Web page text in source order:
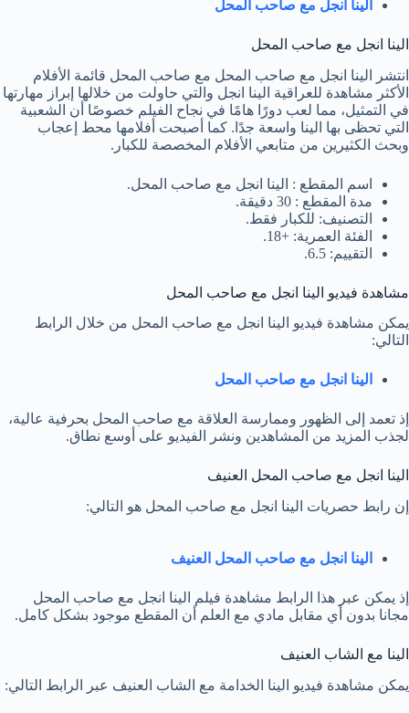
الينا انجل مع صاحب المحل
الينا انجل مع صاحب المحل
انتشر الينا انجل مع صاحب المحل مع صاحب المحل قائمة الأفلام
الأكثر مشاهدة للعراقية الينا انجل والتي حاولت من خلالها إبراز مهارتها
في التمثيل، مما لعب دورًا هامًا في نجاح الفيلم خصوصًا أن الشعبية
التي تحظى بها الينا واسعة جدًا. كما أصبحت أفلامها محط إعجاب
وبحث الكثيرين من متابعي الأفلام المخصصة للكبار.
اسم المقطع : الينا انجل مع صاحب المحل.
مدة المقطع : 30 دقيقة.
التصنيف: للكبار فقط.
الفئة العمرية: +18.
التقييم: 6.5.
مشاهدة فيديو الينا انجل مع صاحب المحل
يمكن مشاهدة فيديو الينا انجل مع صاحب المحل من خلال الرابط
التالي:
الينا انجل مع صاحب المحل
إذ تعمد إلى الظهور وممارسة العلاقة مع صاحب المحل بحرفية عالية،
لجذب المزيد من المشاهدين ونشر الفيديو على أوسع نطاق.
الينا انجل مع صاحب المحل العنيف
إن رابط حصريات الينا انجل مع صاحب المحل هو التالي:
الينا انجل مع صاحب المحل العنيف
إذ يمكن عبر هذا الرابط مشاهدة فيلم الينا انجل مع صاحب المحل
مجانا بدون أي مقابل مادي مع العلم أن المقطع موجود بشكل كامل.
الينا مع الشاب العنيف
يمكن مشاهدة فيديو الينا الخدامة مع الشاب العنيف عبر الرابط التالي: